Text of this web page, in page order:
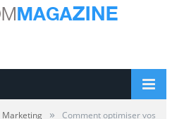
Marketing »
Comment optimiser vos